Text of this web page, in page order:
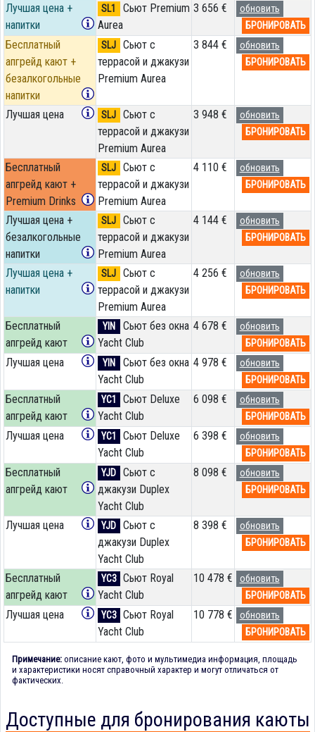
Лучшая цена +
напитки
SL1
Сьют Premium
Aurea
3 656 €
обновить
БРОНИРОВАТЬ
Бесплатный
апгрейд кают +
безалкогольные
напитки
SLJ
Сьют с
террасой и джакузи
Premium Aurea
3 844 €
обновить
БРОНИРОВАТЬ
Лучшая цена SLJ
Сьют с
террасой и джакузи
Premium Aurea
3 948 €
обновить
БРОНИРОВАТЬ
Бесплатный
апгрейд кают +
Premium Drinks
SLJ
Сьют с
террасой и джакузи
Premium Aurea
4 110 €
обновить
БРОНИРОВАТЬ
Лучшая цена +
безалкогольные
напитки
SLJ
Сьют с
террасой и джакузи
Premium Aurea
4 144 €
обновить
БРОНИРОВАТЬ
Лучшая цена +
напитки
SLJ
Сьют с
террасой и джакузи
Premium Aurea
4 256 €
обновить
БРОНИРОВАТЬ
Бесплатный
апгрейд кают
YIN
Сьют без окна
Yacht Club
4 678 €
обновить
БРОНИРОВАТЬ
Лучшая цена YIN
Сьют без окна
Yacht Club
4 978 €
обновить
БРОНИРОВАТЬ
Бесплатный
апгрейд кают
YC1
Сьют Deluxe
Yacht Club
6 098 €
обновить
БРОНИРОВАТЬ
Лучшая цена YC1
Сьют Deluxe
Yacht Club
6 398 €
обновить
БРОНИРОВАТЬ
Бесплатный
апгрейд кают
YJD
Сьют с
джакузи Duplex
Yacht Club
8 098 €
обновить
БРОНИРОВАТЬ
Лучшая цена YJD
Сьют с
джакузи Duplex
Yacht Club
8 398 €
обновить
БРОНИРОВАТЬ
Бесплатный
апгрейд кают
YC3 Сьют Royal
Yacht Club
10 478 €
обновить
БРОНИРОВАТЬ
Лучшая цена YC3 Сьют Royal
Yacht Club
10 778 €
обновить
БРОНИРОВАТЬ
Примечание: описание кают, фото и мультимедиа информация, площадь
и характеристики носят справочный характер и могут отличаться от
фактических.
Доступные для бронирования каюты